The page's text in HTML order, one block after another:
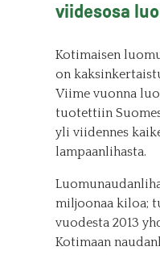
viidesosa
Kotimaisen
on
Viime vuonna
tuotettiin
yli viidennes
lampaanlihasta.
miljoonaa kiloa;
vuodesta 2013
Kotimaan